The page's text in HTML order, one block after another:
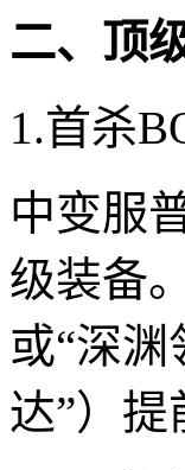
二、顶
1.首杀
中变服
级装备
或“深渊
达”）提